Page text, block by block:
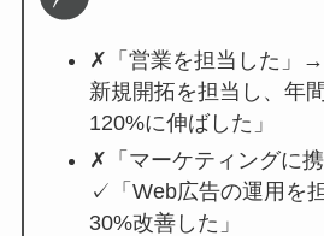
✗「営業を担当した」
新規開拓を担当し、年
120%に伸ばした」
✗「マーケティングに
✓「Web広告の運用を
30%改善した」